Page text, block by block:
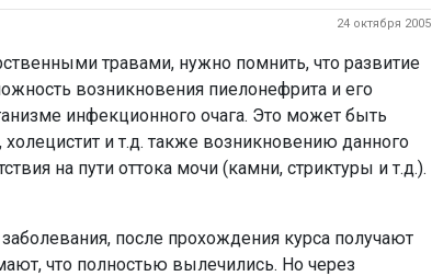
24 октября 2005
травами, нужно помнить, что развитие
возникновения пиелонефрита и его
инфекционного очага. Это может быть
и т.д. также возникновению данного
на пути оттока мочи (камни, стриктуры и т.д.).
после прохождения курса получают
что полностью вылечились. Но через